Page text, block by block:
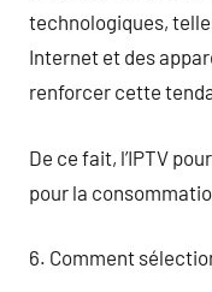
technologiques,
Internet et des
renforcer cette
De ce fait, l’IPTV
pour la
6. Comment